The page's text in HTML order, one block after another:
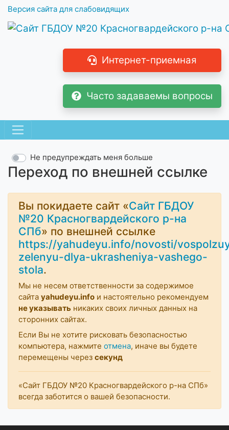
Версия сайта для слабовидящих
Интернет-приемная
Часто задаваемы вопросы
Переход по внешней ссылке
Не предупреждать меня больше
Вы покидаете сайт «Сайт ГБДОУ
№20 Красногвардейского р-на
СПб» по внешней ссылке
https://yahudeyu.info/novosti/
zelenyu-dlya-ukrasheniya-vashego-
stola.
Мы не несем ответственности за содержимое
сайта yahudeyu.info и настоятельно рекомендуем
не указывать никаких своих личных данных на
сторонних сайтах.
Если Вы не хотите рисковать безопасностью
компьютера, нажмите отмена, иначе вы будете
перемещены через секунд
«Сайт ГБДОУ №20 Красногвардейского р-на СПб»
всегда заботится о вашей безопасности.